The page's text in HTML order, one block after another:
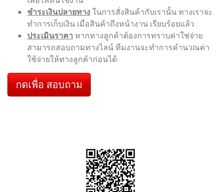
ชำระเงินปลายทางในการสั่งสินค้ากับเรานั้น ทางเราจะ
ทำการเก็บเงิน เมื่อสินค้าถึงหน้างาน เรียบร้อยแล้ว
ประเมินราคา หากทางลูกค้าต้องการทราบค่าใช่จ่าย
สามารถสอบถามทางไลน์ ทีมงานจะทำการคำนวณค่า
ใช้จ่ายให้ทางลูกค้าก่อนได้
กดเพื่อ สอบถาม